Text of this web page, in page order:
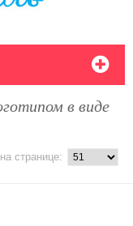
в виде
странице: